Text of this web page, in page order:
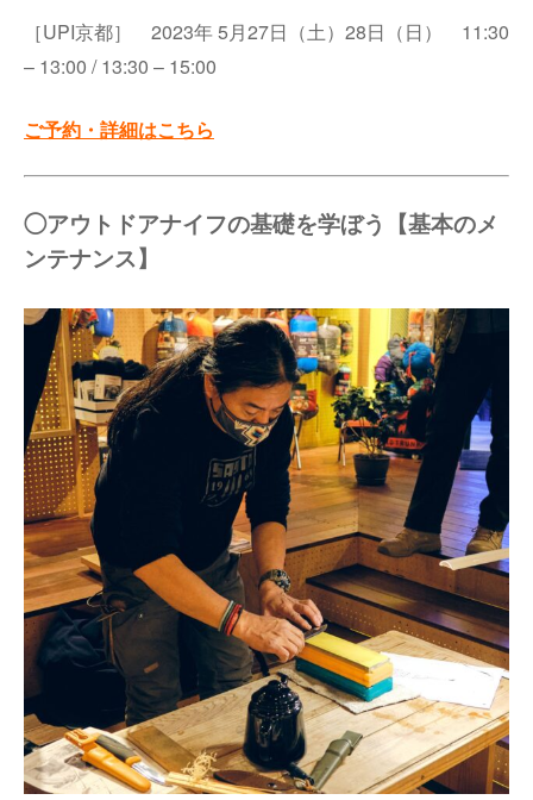
［UPI京都］ 2023年 5月27日（土）28日（日） 11:30
– 13:00 / 13:30 – 15:00
ご予約・詳細はこちら
◯アウトドアナイフの基礎を学ぼう【基本のメ
ンテナンス】